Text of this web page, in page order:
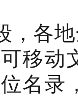
，各
移动
名录